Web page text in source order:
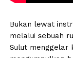
Bukan lewat
melalui sebuah
Sulut menggelar